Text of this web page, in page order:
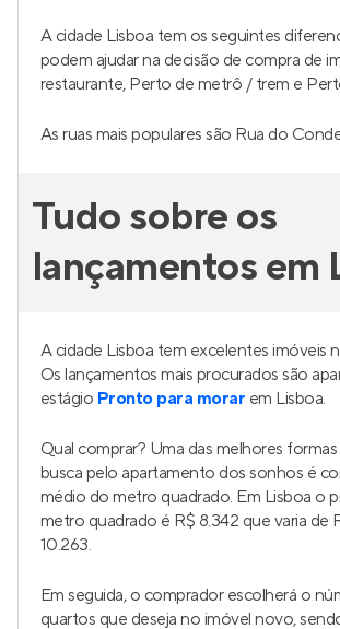
A cidade Lisboa tem os seguintes
podem ajudar na decisão de compra de
restaurante, Perto de metrô / trem e
As ruas mais populares são Rua do
Tudo sobre os
lançamentos em
A cidade Lisboa tem excelentes imóveis
Os lançamentos mais procurados são
estágio Pronto para morar em Lisboa.
Qual comprar? Uma das melhores formas
busca pelo apartamento dos sonhos é
médio do metro quadrado. Em Lisboa o
metro quadrado é R$ 8.342 que varia de
10.263.
Em seguida, o comprador escolherá o
quartos que deseja no imóvel novo,